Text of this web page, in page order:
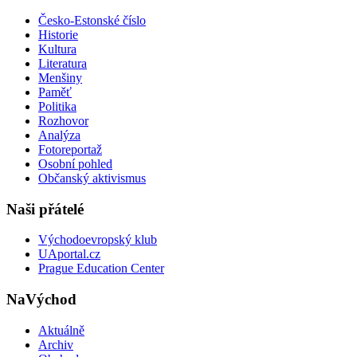
Česko-Estonské číslo
Historie
Kultura
Literatura
Menšiny
Paměť
Politika
Rozhovor
Analýza
Fotoreportaž
Osobní pohled
Občanský aktivismus
Naši přátelé
Východoevropský klub
UAportal.cz
Prague Education Center
NaVýchod
Aktuálně
Archiv